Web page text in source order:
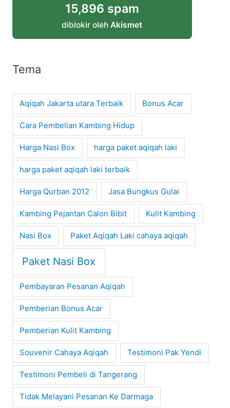
15,896 spam
diblokir oleh Akismet
Tema
Aqiqah Jakarta utara Terbaik Bonus Acar
Cara Pembelian Kambing Hidup
Harga Nasi Box harga paket aqiqah laki
harga paket aqiqah laki terbaik
Harga Qurban 2012 Jasa Bungkus Gulai
Kambing Pejantan Calon Bibit Kulit Kambing
Nasi Box Paket Aqiqah Laki cahaya aqiqah
Paket Nasi Box
Pembayaran Pesanan Aqiqah
Pemberian Bonus Acar
Pemberian Kulit Kambing
Souvenir Cahaya Aqiqah Testimoni Pak Yendi
Testimoni Pembeli di Tangerang
Tidak Melayani Pesanan Ke Darmaga